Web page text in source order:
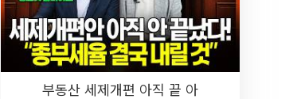
부동산 세제개편 아직 끝 아